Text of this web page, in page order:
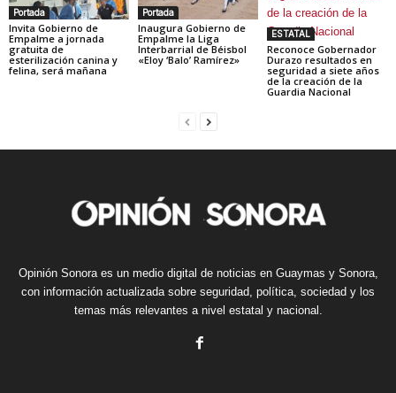
Portada
Invita Gobierno de
Empalme a jornada
gratuita de
esterilización canina y
felina, será mañana
Portada
Inaugura Gobierno de
Empalme la Liga
Interbarrial de Béisbol
«Eloy ‘Balo’ Ramírez»
ESTATAL
Reconoce Gobernador
Durazo resultados en
seguridad a siete años
de la creación de la
Guardia Nacional
Opinión Sonora es un medio digital de noticias en Guaymas y Sonora,
con información actualizada sobre seguridad, política, sociedad y los
temas más relevantes a nivel estatal y nacional.